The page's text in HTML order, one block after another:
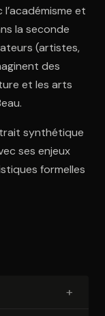
et
la seconde
(artistes,
des
et les arts
synthétique
ses enjeux
formelles
+